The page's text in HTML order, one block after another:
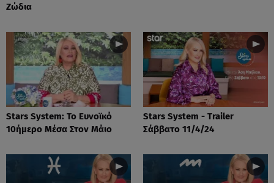
Ζώδια
Stars System: Το Ευνοϊκό
10ήμερο Μέσα Στον Μάιο
Stars System - Trailer
Σάββατο 11/4/24